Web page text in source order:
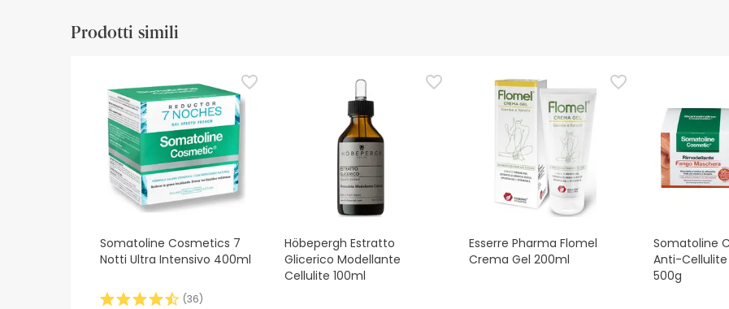
Risorse per la sicurezza visiva
aggiornamenti. Nel frattempo, vi consigliamo di leggere le informazioni sulla sicurezza fornite con il prodotto
non esitate a contattarci. Inoltre, se lo desiderate, potete anche restituirlo seguendo i nostri
termini e condizioni.
Prodotti simili
Somatoline Cosmetics 7
Notti Ultra Intensivo 400ml
(36)
Höbepergh Estratto
Glicerico Modellante
Cellulite 100ml
Esserre Pharma Flomel
Crema Gel 200ml
Somatoline
Anti-Cellulite
500g